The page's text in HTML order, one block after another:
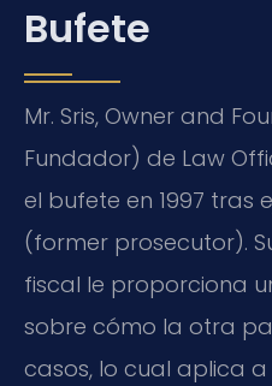
Bufete
Mr. Sris, Owner and
Fundador) de Law
el bufete en 1997 tras
(former prosecutor).
fiscal le proporciona
sobre cómo la otra
casos, lo cual aplica